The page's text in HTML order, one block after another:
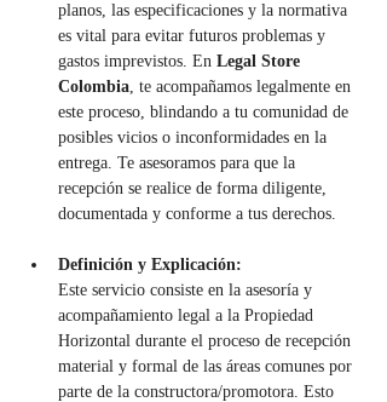
planos, las especificaciones y la normativa
es vital para evitar futuros problemas y
gastos imprevistos. En Legal Store
Colombia, te acompañamos legalmente en
este proceso, blindando a tu comunidad de
posibles vicios o inconformidades en la
entrega. Te asesoramos para que la
recepción se realice de forma diligente,
documentada y conforme a tus derechos.
Definición y Explicación:
Este servicio consiste en la asesoría y
acompañamiento legal a la Propiedad
Horizontal durante el proceso de recepción
material y formal de las áreas comunes por
parte de la constructora/promotora. Esto